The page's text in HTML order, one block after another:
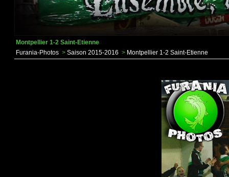
Montpellier 1-2 Saint-Etienne
Furania-Photos > Saison 2015-2016 > Montpellier 1-2 Saint-Etienne